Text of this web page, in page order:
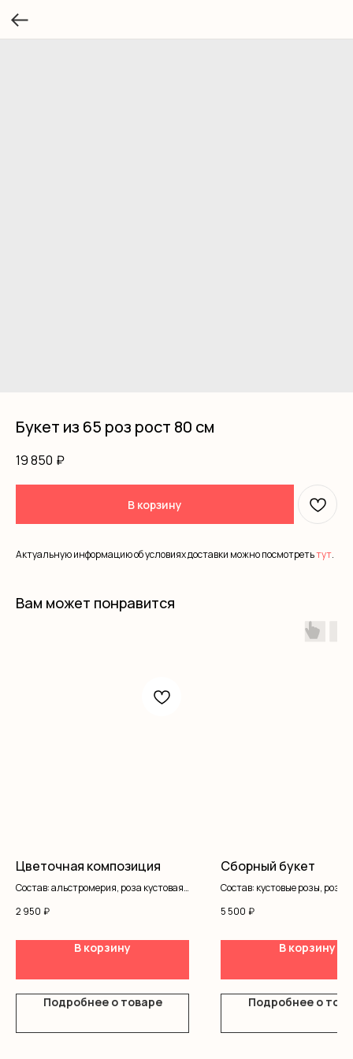
Букет из 65 роз рост 80 см
19 850 ₽
В корзину
Актуальную информацию об условиях доставки можно посмотретьтут.
Вам может понравится
Цветочная композиция
Состав: альстромерия, роза кустовая,
2 950 ₽
В корзину
Подробнее о товаре
Сборный букет
Состав: кустовые розы, розы
5 500 ₽
В корзину
Подробнее о